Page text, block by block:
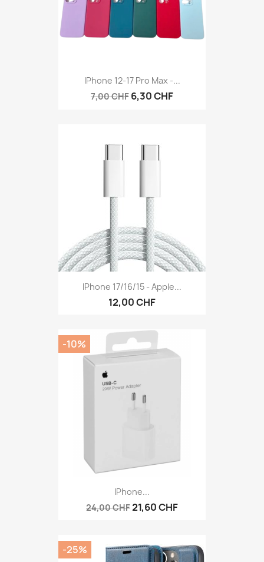
IPhone 12-17 Pro Max -...
7,00 CHF 6,30 CHF
IPhone 17/16/15 - Apple...
12,00 CHF
IPhone...
24,00 CHF21,60 CHF
-10%
-25%